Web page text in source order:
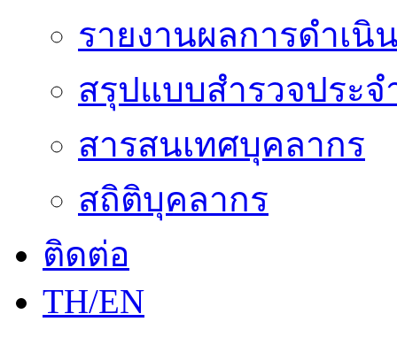
รายงานผลการดำเนิ
สรุปแบบสำรวจประจ
สารสนเทศบุคลากร
สถิติบุคลากร
ติดต่อ
TH/EN